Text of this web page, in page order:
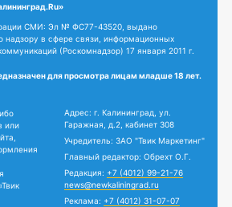
СМИ: Эл № ФС77-43520, выдано
надзору в сфере связи, информационных
(Роскомнадзор) 17 января 2011 г.
для просмотра лицам младше 18 лет.
или
Адрес: г. Калининград, ул.
Гаражная, д.2, кабинет 308
Учредитель: ЗАО "Твик Маркетинг"
Главный редактор: Обрехт О.Г.
Редакция: +7 (4012) 99-21-76
news@newkaliningrad.ru
Реклама: +7 (4012) 31-07-07